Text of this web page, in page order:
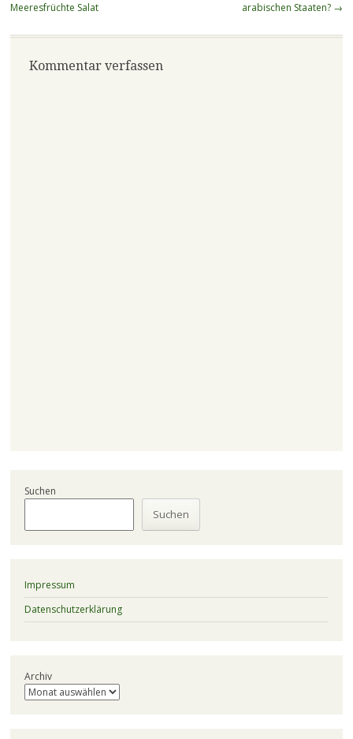
Meeresfrüchte Salat
arabischen Staaten? →
Kommentar verfassen
Suchen
Suchen
Impressum
Datenschutzerklärung
Archiv